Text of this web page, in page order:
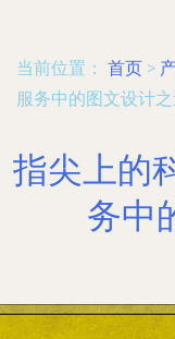
当前位置： 首页 >
服务中的图文设计
指尖上的
务中